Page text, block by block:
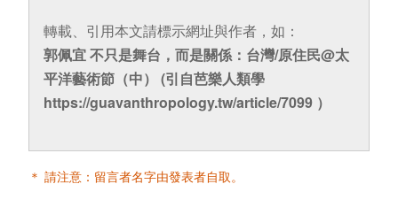
轉載、引用本文請標示網址與作者，如：
郭佩宜 不只是舞台，而是關係：台灣/原住民@太
平洋藝術節（中） (引自芭樂人類學
https://guavanthropology.tw/article/7099 ）
＊ 請注意：留言者名字由發表者自取。